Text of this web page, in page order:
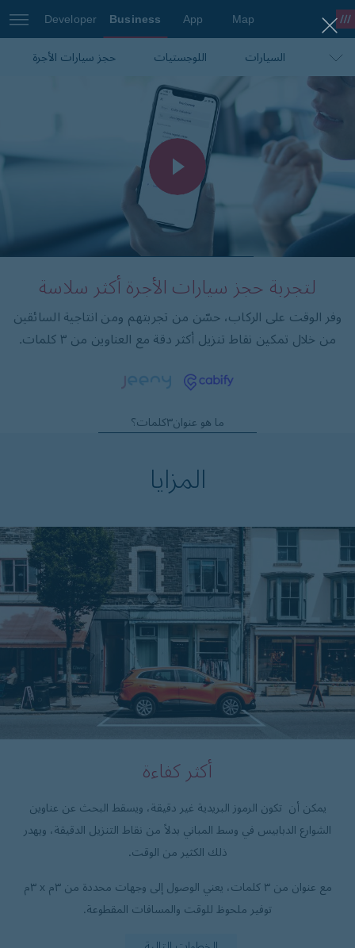
Map
App
Business
Developer
what3words Pro
السيارات اللوجستيات
حجز سيارات الأجرة
التنقّل والخرائط
السفر
لتجربة حجز سيارات الأجرة أكثر سلاسة
وفر الوقت على الركاب، حسّن من تجربتهم ومن انتاجية السائقين
من خلال تمكين نقاط تنزيل أكثر دقة مع العناوين من ٣ كلمات.
ما هو عنوان٣كلمات؟
المزايا
أكثر كفاءة
يمكن أن تكون الرموز البريدية غير دقيقة، ويسقط البحث عن عناوين
الشوارع الدبابيس في وسط المباني بدلاً من نقاط التنزيل الدقيقة، ويهدر
ذلك الكثير من الوقت.
مع عنوان من ٣ كلمات، يعني الوصول إلى وجهات محددة من ٣م x ٣م
توفير ملحوظ للوقت والمسافات المقطوعة.